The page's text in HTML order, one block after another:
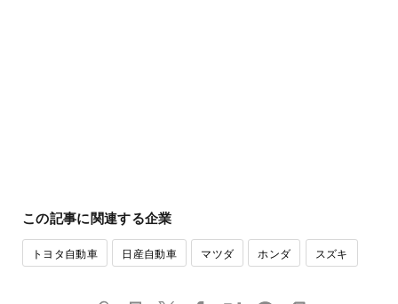
この記事に関連する企業
トヨタ自動車 日産自動車 マツダ ホンダ スズキ